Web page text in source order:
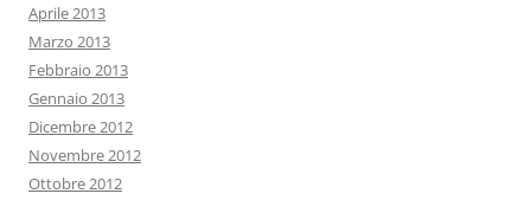
Aprile 2013
Marzo 2013
Febbraio 2013
Gennaio 2013
Dicembre 2012
Novembre 2012
Ottobre 2012